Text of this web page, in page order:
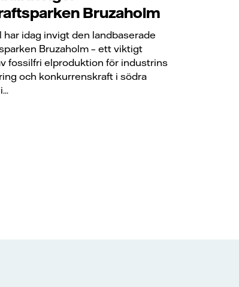
Bruzaholm
har idag invigt den landbaserade
Bruzaholm – ett viktigt
fossilfri elproduktion för industrins
och konkurrenskraft i södra